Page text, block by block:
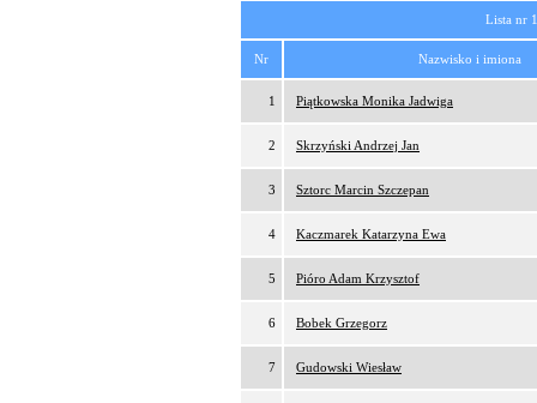
Lista nr
Nr Nazwisko i imiona
1 Piątkowska Monika Jadwiga
2 Skrzyński Andrzej Jan
3 Sztorc Marcin Szczepan
4 Kaczmarek Katarzyna Ewa
5 Pióro Adam Krzysztof
6 Bobek Grzegorz
7 Gudowski Wiesław